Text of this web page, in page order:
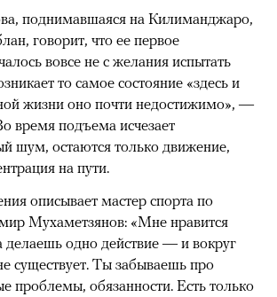
поднимавшаяся на Килиманджаро,
говорит, что ее первое
вовсе не с желания испытать
то самое состояние «здесь и
жизни оно почти недостижимо», —
время подъема исчезает
шум, остаются только движение,
на пути.
описывает мастер спорта по
Мухаметзянов: «Мне нравится
делаешь одно действие — и вокруг
существует. Ты забываешь про
проблемы, обязанности. Есть только